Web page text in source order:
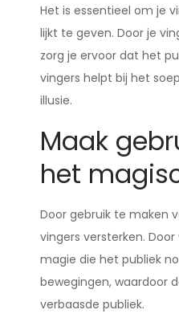
Het is essentieel om je
lijkt te geven. Door je
zorg je ervoor dat het
vingers helpt bij het
illusie.
Maak
het
Door gebruik te maken
vingers versterken.
magie die het publiek
bewegingen, waardoor
verbaasde publiek.